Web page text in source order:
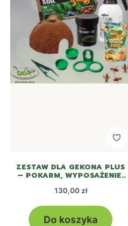
ZESTAW DLA GEKONA PLUS
– POKARM, WYPOSAŻENIE,
Cena
130,00 zł
Do koszyka